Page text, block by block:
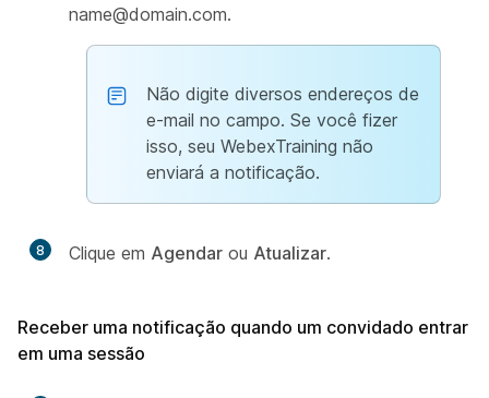
name@domain.com.
Não digite diversos endereços de
e-mail no campo. Se você fizer
isso, seu WebexTraining não
enviará a notificação.
8 Clique em Agendar ou Atualizar.
Receber uma notificação quando um convidado entrar
em uma sessão